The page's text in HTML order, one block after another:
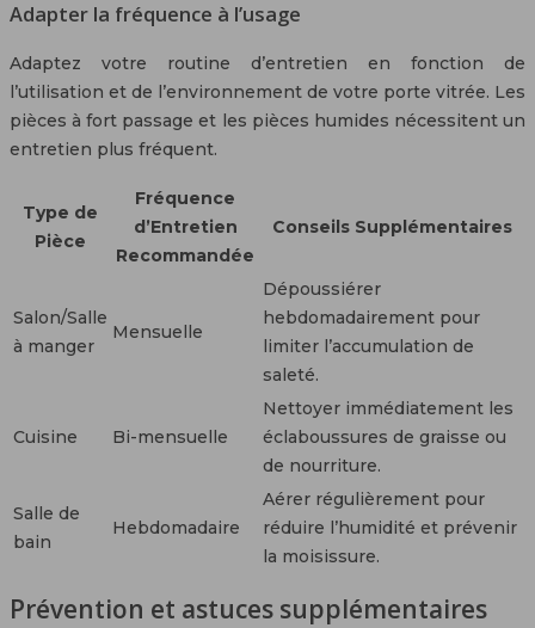
Adapter la fréquence à l’usage
Adaptez votre routine d’entretien en fonction de
l’utilisation et de l’environnement de votre porte vitrée. Les
pièces à fort passage et les pièces humides nécessitent un
entretien plus fréquent.
Type de
Pièce
Fréquence
d’Entretien
Recommandée
Conseils Supplémentaires
Salon/Salle
à manger
Mensuelle
Dépoussiérer
hebdomadairement pour
limiter l’accumulation de
saleté.
Cuisine Bi-mensuelle
Nettoyer immédiatement les
éclaboussures de graisse ou
de nourriture.
Salle de
bain
Hebdomadaire
Aérer régulièrement pour
réduire l’humidité et prévenir
la moisissure.
Prévention et astuces supplémentaires